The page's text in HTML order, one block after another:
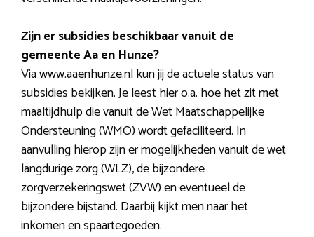
Zijn er subsidies beschikbaar vanuit de
gemeente Aa en Hunze?
Via www.aaenhunze.nl kun jij de actuele status van
subsidies bekijken. Je leest hier o.a. hoe het zit met
maaltijdhulp die vanuit de Wet Maatschappelijke
Ondersteuning (WMO) wordt gefaciliteerd. In
aanvulling hierop zijn er mogelijkheden vanuit de wet
langdurige zorg (WLZ), de bijzondere
zorgverzekeringswet (ZVW) en eventueel de
bijzondere bijstand. Daarbij kijkt men naar het
inkomen en spaartegoeden.